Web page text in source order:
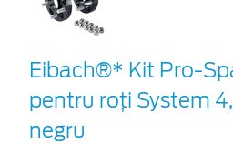
Eibach®* Kit Pro-
pentru roți System
negru